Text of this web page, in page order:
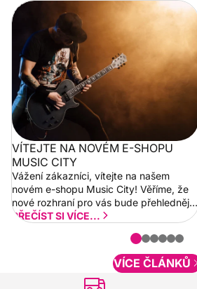
Vítejte na novém e-shopu Music
City
VÍTEJTE NA NOVÉM E-SHOPU
MUSIC CITY
Vážení zákazníci, vítejte na našem
novém e-shopu Music City! Věříme, že
nové rozhraní pro vás bude přehlednější
a rychlejší. Postupně budeme přidávat
PŘEČÍST SI VÍCE...
VÍCE ČLÁNKŮ